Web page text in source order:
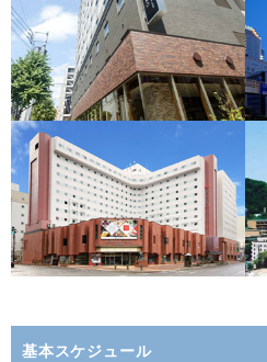
基本スケジュール